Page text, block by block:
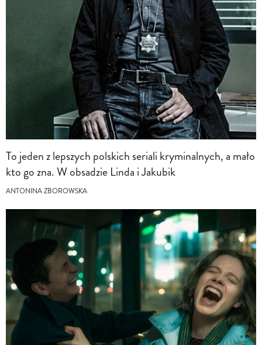
To jeden z lepszych polskich seriali kryminalnych, a mało
kto go zna. W obsadzie Linda i Jakubik
ANTONINA ZBOROWSKA